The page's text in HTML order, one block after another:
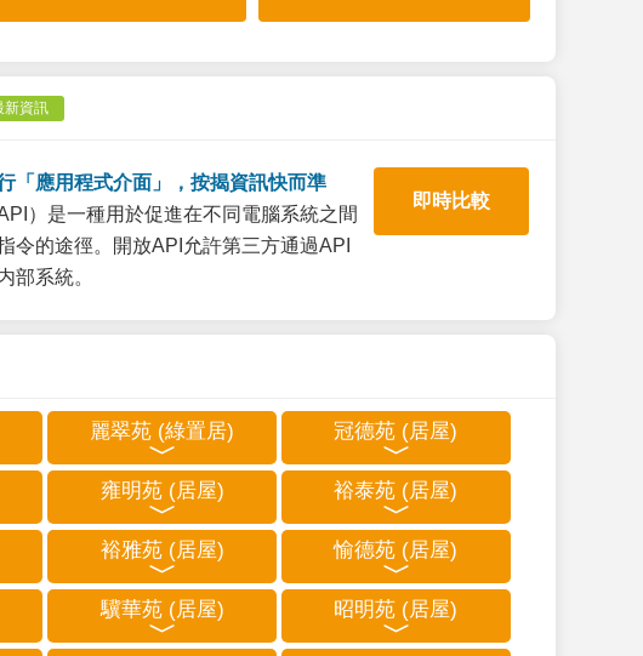
新資訊
「應用程式介面」，按揭資訊快而準
）是一種用於促進在不同電腦系統之間
令的途徑。開放API允許第三方通過API
部系統。
即時比較
麗翠苑 (綠置居) 冠德苑 (居屋)
雍明苑 (居屋) 裕泰苑 (居屋)
裕雅苑 (居屋) 愉德苑 (居屋)
驥華苑 (居屋) 昭明苑 (居屋)